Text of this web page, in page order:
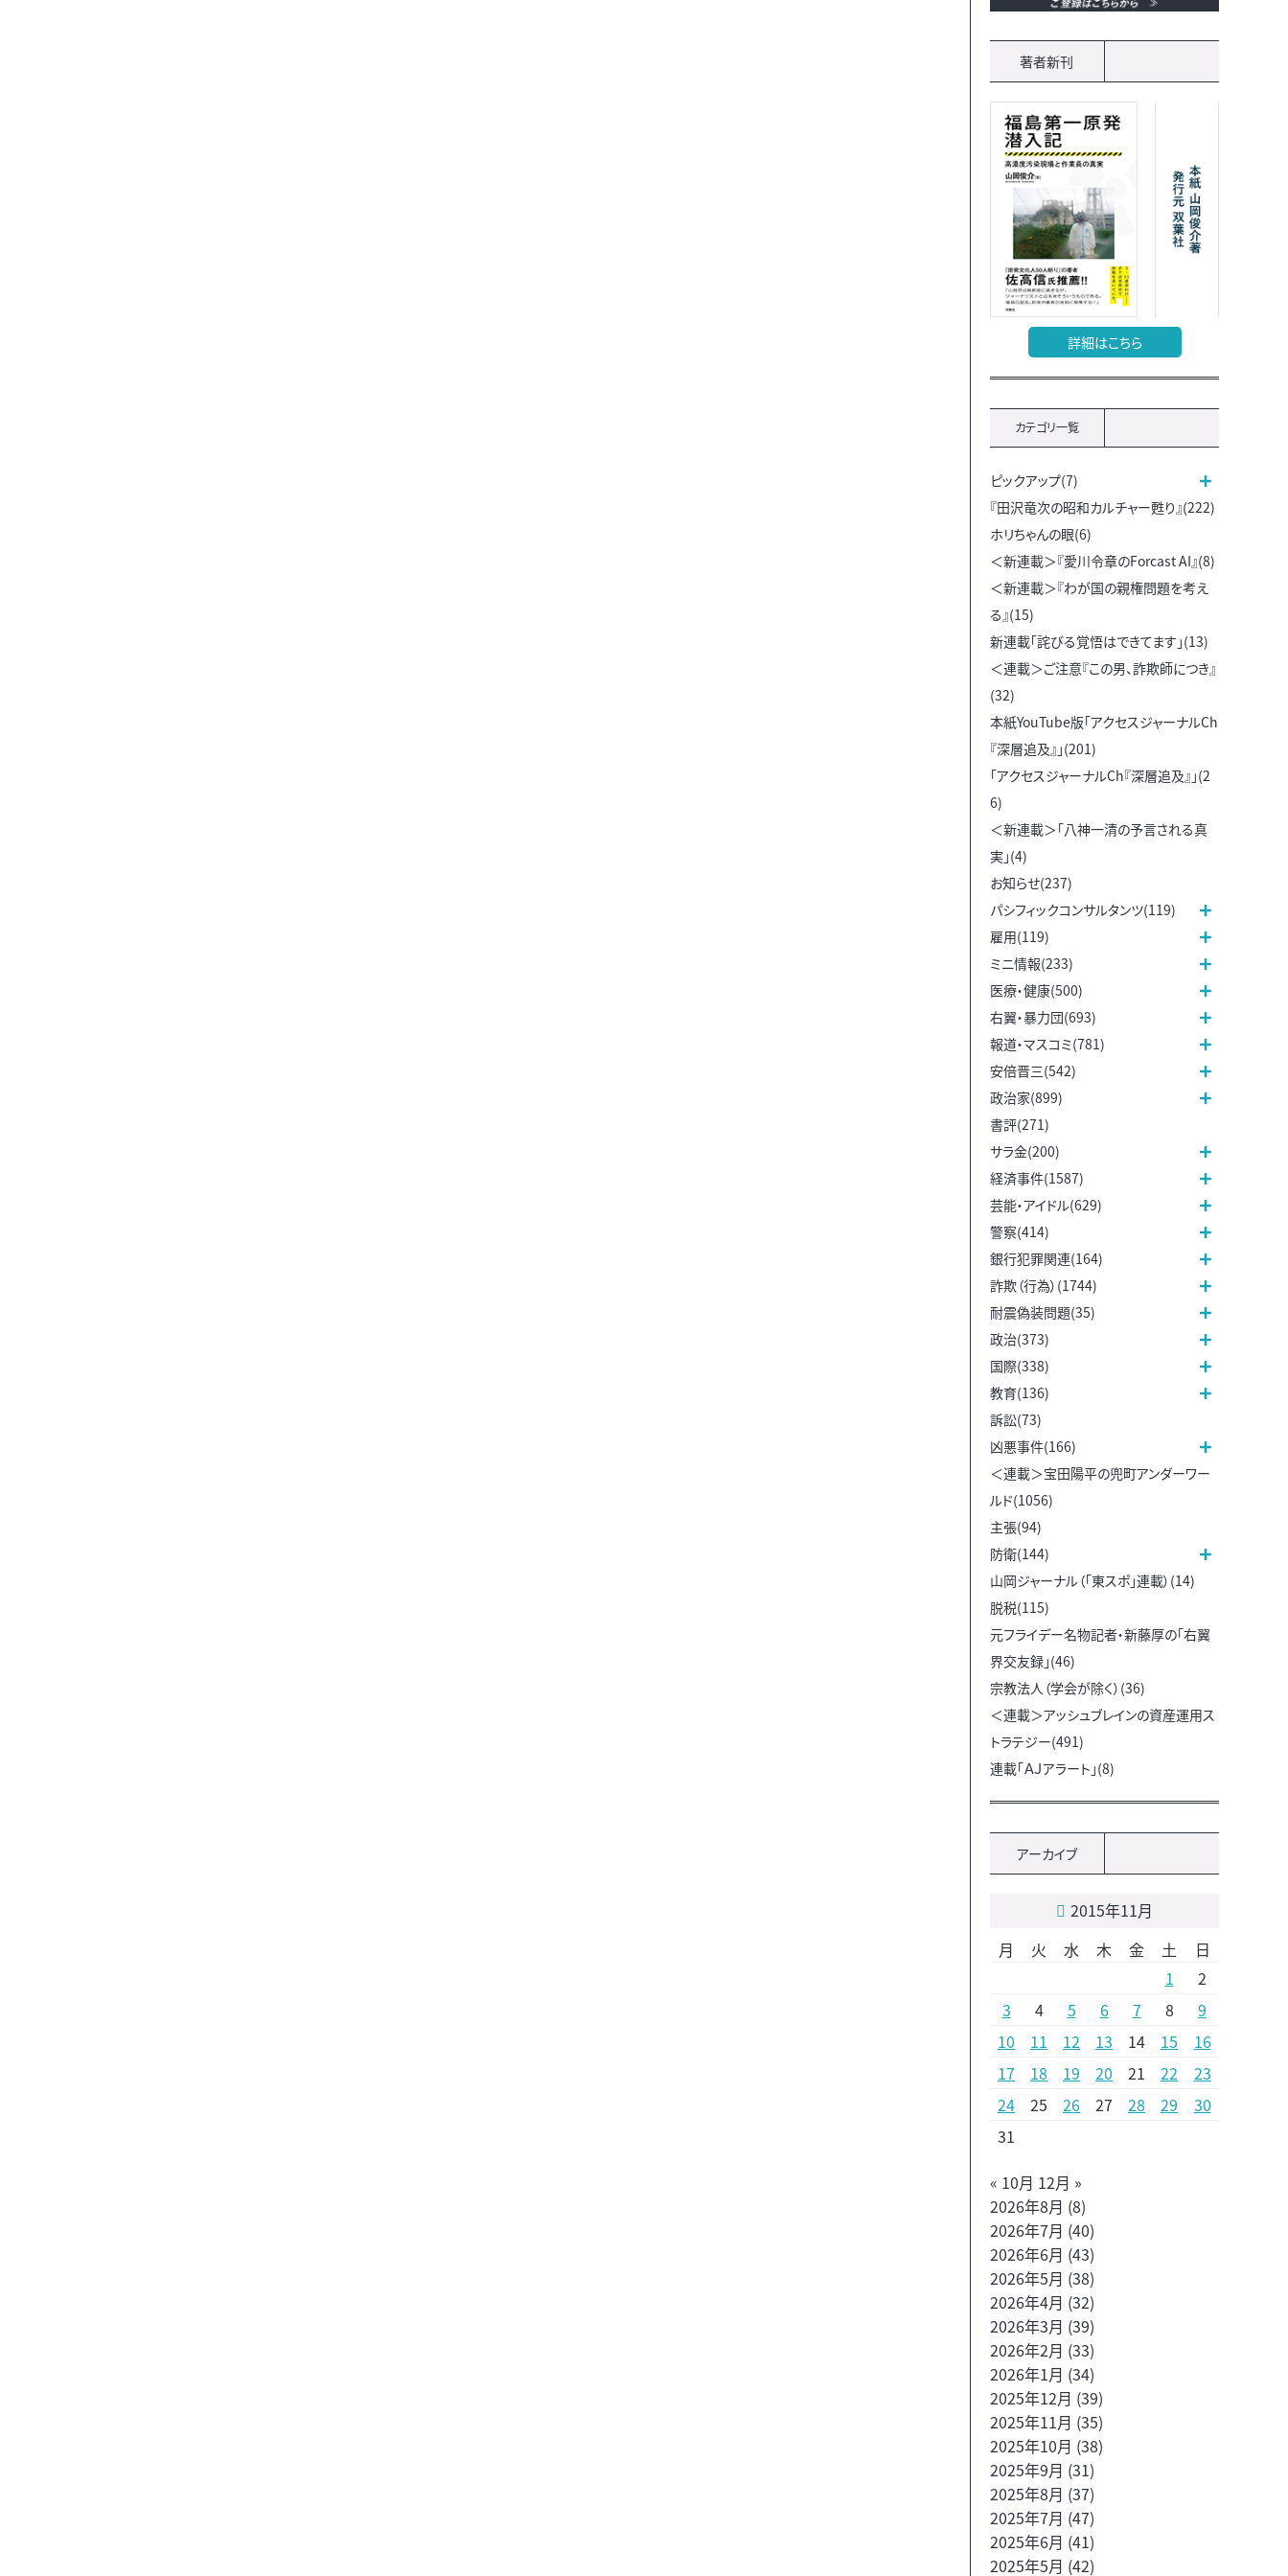
著者新刊
詳細はこちら
カテゴリ一覧
ピックアップ(7)
『田沢竜次の昭和カルチャー甦り』(222)
ホリちゃんの眼(6)
＜新連載＞『愛川令章のForcast AI』(8)
＜新連載＞『わが国の親権問題を考え
る』(15)
新連載「詫びる覚悟はできてます」(13)
＜連載＞ご注意『この男、詐欺師につき』
(32)
本紙YouTube版「アクセスジャーナルCh
『深層追及』」(201)
「アクセスジャーナルCh『深層追及』」(2
6)
＜新連載＞「八神一清の予言される真
実」(4)
お知らせ(237)
パシフィックコンサルタンツ(119)
雇用(119)
ミニ情報(233)
医療・健康(500)
右翼・暴力団(693)
報道・マスコミ(781)
安倍晋三(542)
政治家(899)
書評(271)
サラ金(200)
経済事件(1587)
芸能・アイドル(629)
警察(414)
銀行犯罪関連(164)
詐欺（行為）(1744)
耐震偽装問題(35)
政治(373)
国際(338)
教育(136)
訴訟(73)
凶悪事件(166)
＜連載＞宝田陽平の兜町アンダーワー
ルド(1056)
主張(94)
防衛(144)
山岡ジャーナル（「東スポ」連載）(14)
脱税(115)
元フライデー名物記者・新藤厚の「右翼
界交友録」(46)
宗教法人（学会が除く）(36)
＜連載＞アッシュブレインの資産運用ス
トラテジー(491)
連載「ＡＪアラート」(8)
アーカイブ
2015年11月
月
火 水 木 金 土
日
1
2
3
4 5 6 7 8
9
10
11 12 13 14 15
16
17
18 19 20 21 22
23
24
25 26 27 28 29
30
31
« 10月 12月 »
2026年8月 (8)
2026年7月 (40)
2026年6月 (43)
2026年5月 (38)
2026年4月 (32)
2026年3月 (39)
2026年2月 (33)
2026年1月 (34)
2025年12月 (39)
2025年11月 (35)
2025年10月 (38)
2025年9月 (31)
2025年8月 (37)
2025年7月 (47)
2025年6月 (41)
2025年5月 (42)